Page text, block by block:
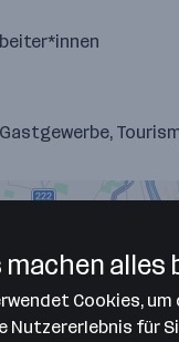
machen alles
Cookies, um
Nutzererlebnis für